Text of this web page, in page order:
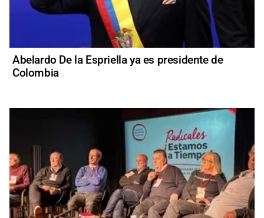
Abelardo De la Espriella ya es presidente de
Colombia